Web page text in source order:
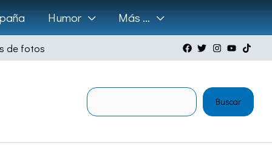
Humor Más …
de fotos
Buscar